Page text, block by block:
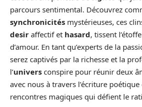
parcours sentimental. Découvrez
synchronicités mystérieuses, ces
desir affectif et hasard, tissent
d’amour. En tant qu’experts de la
serez captivés par la richesse et la
l’univers conspire pour réunir deux
avec nous à travers l’écriture
rencontres magiques qui défient le